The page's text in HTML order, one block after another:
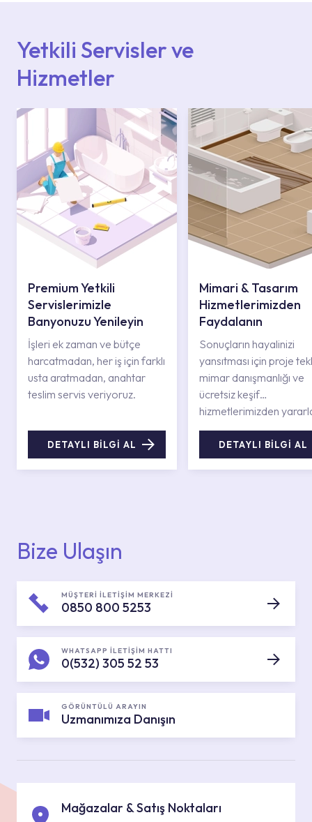
Yetkili Servisler ve
Hizmetler
Premium Yetkili
Servislerimizle
Banyonuzu Yenileyin
İşleri ek zaman ve bütçe
harcatmadan, her iş için farklı
usta aratmadan, anahtar
teslim servis veriyoruz.
DETAYLI BİLGİ AL
Mimari & Tasarım
Hizmetlerimizden
Faydalanın
Sonuçların hayalinizi
yansıtması için proje
mimar danışmanlığı ve
ücretsiz keşif
hizmetlerimizden
DETAYLI BİLGİ AL
Bize Ulaşın
MÜŞTERİ İLETİŞİM MERKEZİ
0850 800 5253
WHATSAPP İLETİŞİM HATTI
0(532) 305 52 53
GÖRÜNTÜLÜ ARAYIN
Uzmanımıza Danışın
Mağazalar & Satış Noktaları